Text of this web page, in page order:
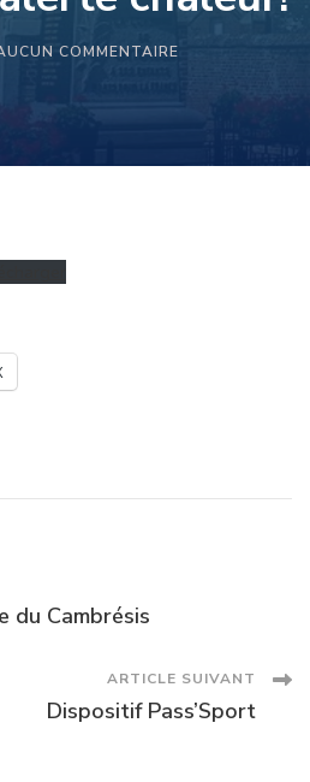
COMMENTAIRESUR
du Cambrésis
ARTICLE SUIVANT
Dispositif Pass’Sport